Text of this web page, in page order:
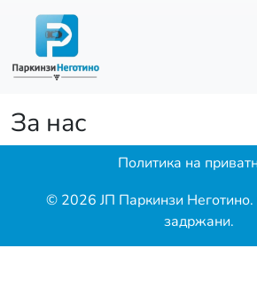
Skip to main content
За нас
© 2026 ЈП Паркинзи Неготино.
задржани.
Политика на